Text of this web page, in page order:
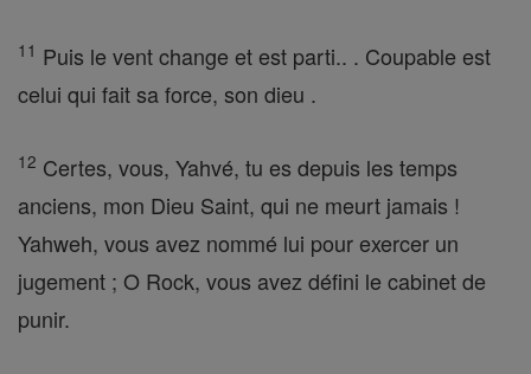
11 Puis le vent change et est parti.. . Coupable est
celui qui fait sa force, son dieu .
12 Certes, vous, Yahvé, tu es depuis les temps
anciens, mon Dieu Saint, qui ne meurt jamais !
Yahweh, vous avez nommé lui pour exercer un
jugement ; O Rock, vous avez défini le cabinet de
punir.